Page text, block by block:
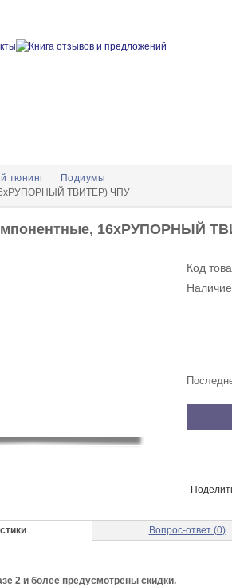
тюнинг
Подиумы
ТВИТЕР) ЧПУ
16хРУПОРНЫЙ
Код
Вопрос-ответ (0)
2 и более предусмотрены скидки.